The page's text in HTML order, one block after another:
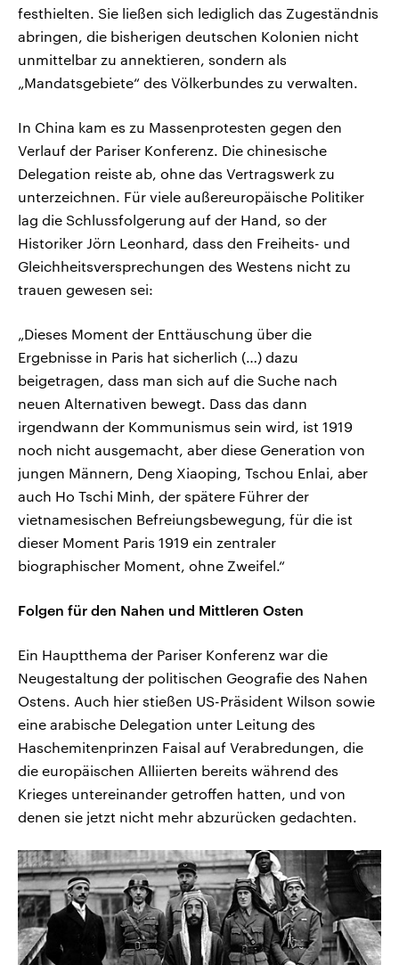
festhielten. Sie ließen sich lediglich das Zugeständnis
abringen, die bisherigen deutschen Kolonien nicht
unmittelbar zu annektieren, sondern als
„Mandatsgebiete“ des Völkerbundes zu verwalten.
In China kam es zu Massenprotesten gegen den
Verlauf der Pariser Konferenz. Die chinesische
Delegation reiste ab, ohne das Vertragswerk zu
unterzeichnen. Für viele außereuropäische Politiker
lag die Schlussfolgerung auf der Hand, so der
Historiker Jörn Leonhard, dass den Freiheits- und
Gleichheitsversprechungen des Westens nicht zu
trauen gewesen sei:
„Dieses Moment der Enttäuschung über die
Ergebnisse in Paris hat sicherlich (…) dazu
beigetragen, dass man sich auf die Suche nach
neuen Alternativen bewegt. Dass das dann
irgendwann der Kommunismus sein wird, ist 1919
noch nicht ausgemacht, aber diese Generation von
jungen Männern, Deng Xiaoping, Tschou Enlai, aber
auch Ho Tschi Minh, der spätere Führer der
vietnamesischen Befreiungsbewegung, für die ist
dieser Moment Paris 1919 ein zentraler
biographischer Moment, ohne Zweifel.“
Folgen für den Nahen und Mittleren Osten
Ein Hauptthema der Pariser Konferenz war die
Neugestaltung der politischen Geografie des Nahen
Ostens. Auch hier stießen US-Präsident Wilson sowie
eine arabische Delegation unter Leitung des
Haschemitenprinzen Faisal auf Verabredungen, die
die europäischen Alliierten bereits während des
Krieges untereinander getroffen hatten, und von
denen sie jetzt nicht mehr abzurücken gedachten.